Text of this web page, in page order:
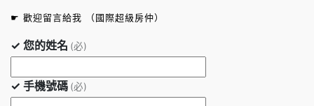
☛ 歡迎留言給我 （國際超級房仲）
✓ 您的姓名 (必)
✓ 手機號碼 (必)